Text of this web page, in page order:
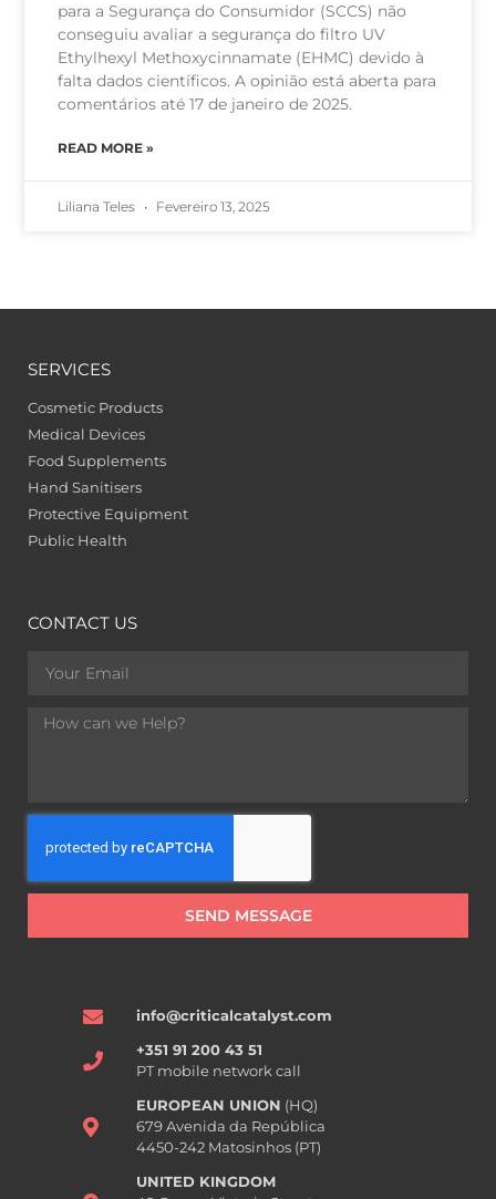
para a Segurança do Consumidor (SCCS) não
conseguiu avaliar a segurança do filtro UV
Ethylhexyl Methoxycinnamate (EHMC) devido à
falta dados científicos. A opinião está aberta para
comentários até 17 de janeiro de 2025.
READ MORE »
Liliana Teles Fevereiro 13, 2025
SERVICES
Cosmetic Products
Medical Devices
Food Supplements
Hand Sanitisers
Protective Equipment
Public Health
CONTACT US
SEND MESSAGE
info@criticalcatalyst.com
+351 91 200 43 51
PT mobile network call
EUROPEAN UNION (HQ)
679 Avenida da República
4450-242 Matosinhos (PT)
UNITED KINGDOM